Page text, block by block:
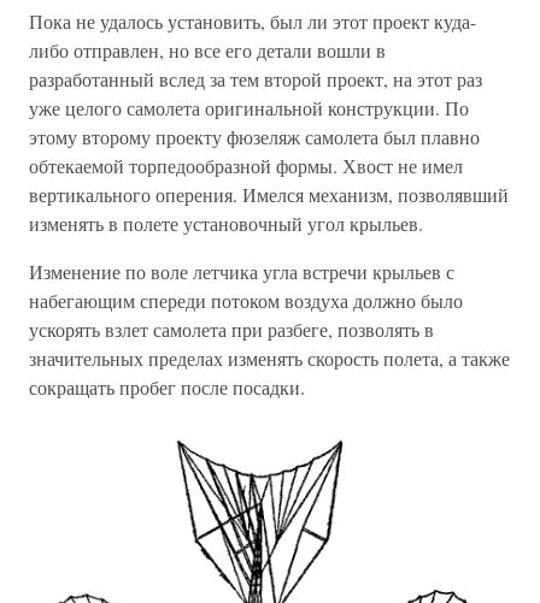
Пока не удалось установить, был ли этот проект куда-
либо отправлен, но все его детали вошли в
разработанный вслед за тем второй проект, на этот раз
уже целого самолета оригинальной конструкции. По
этому второму проекту фюзеляж самолета был плавно
обтекаемой торпедообразной формы. Хвост не имел
вертикального оперения. Имелся механизм, позволявший
изменять в полете установочный угол крыльев.
Изменение по воле летчика угла встречи крыльев с
набегающим спереди потоком воздуха должно было
ускорять взлет самолета при разбеге, позволять в
значительных пределах изменять скорость полета, а также
сокращать пробег после посадки.